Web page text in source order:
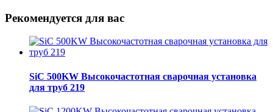
Рекомендуется для вас
SiC 500KW Высокочастотная сварочная установка
для труб 219